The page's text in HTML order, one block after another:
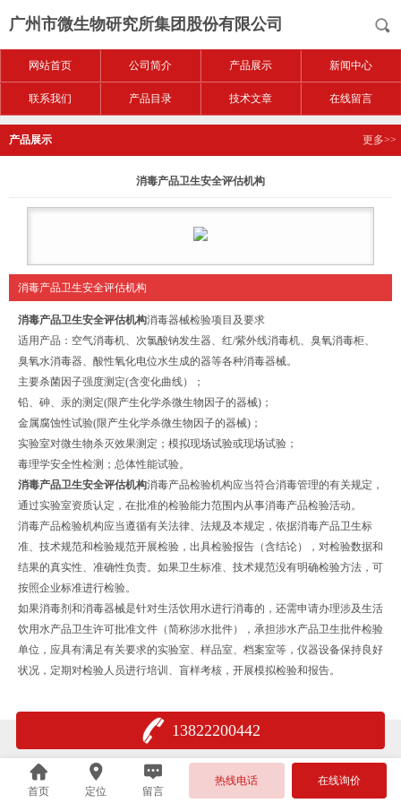
广州市微生物研究所集团股份有限公司
网站首页 公司简介 产品展示 新闻中心
联系我们 产品目录 技术文章 在线留言
产品展示 更多>>
消毒产品卫生安全评估机构
消毒产品卫生安全评估机构
消毒产品卫生安全评估机构消毒器械检验项目及要求
适用产品：空气消毒机、次氯酸钠发生器、红/紫外线消毒机、臭氧消毒柜、
臭氧水消毒器、酸性氧化电位水生成的器等各种消毒器械。
主要杀菌因子强度测定(含变化曲线）；
铅、砷、汞的测定(限产生化学杀微生物因子的器械)；
金属腐蚀性试验(限产生化学杀微生物因子的器械)；
实验室对微生物杀灭效果测定；模拟现场试验或现场试验；
毒理学安全性检测；总体性能试验。
消毒产品卫生安全评估机构消毒产品检验机构应当符合消毒管理的有关规定，
通过实验室资质认定，在批准的检验能力范围内从事消毒产品检验活动。
消毒产品检验机构应当遵循有关法律、法规及本规定，依据消毒产品卫生标
准、技术规范和检验规范开展检验，出具检验报告（含结论），对检验数据和
结果的真实性、准确性负责。如果卫生标准、技术规范没有明确检验方法，可
按照企业标准进行检验。
如果消毒剂和消毒器械是针对生活饮用水进行消毒的，还需申请办理涉及生活
饮用水产品卫生许可批准文件（简称涉水批件），承担涉水产品卫生批件检验
单位，应具有满足有关要求的实验室、样品室、档案室等，仪器设备保持良好
状况，定期对检验人员进行培训、盲样考核，开展模拟检验和报告。
13822200442
首页 定位 留言
热线电话 在线询价